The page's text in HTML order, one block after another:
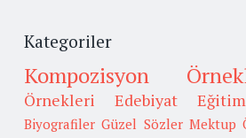
Kategoriler
Kompozisyon
Örnekleri
Edebiyat Eğitim
Biyografiler Güzel Sözler Mektup